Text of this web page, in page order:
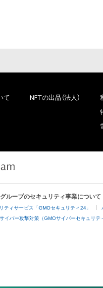
て
NFTの出品（法人）
ループのセキュリティ事業について
ティサービス「GMOセキュリティ24」
サイバー攻撃対策（GMOサイバーセキュリテ